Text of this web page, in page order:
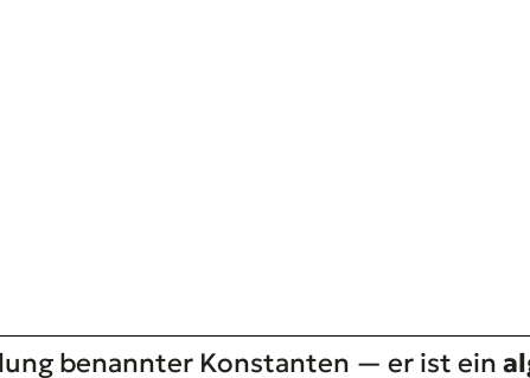
benannter Konstanten — er ist ein